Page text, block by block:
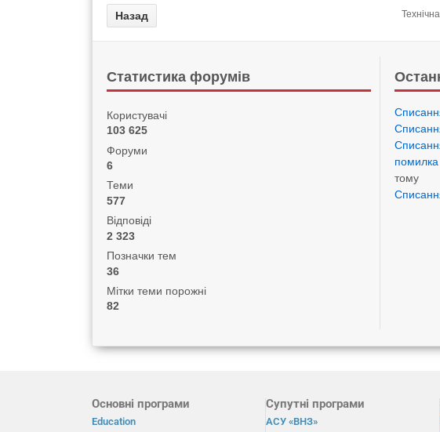
Статистика форумів
Користувачі
103 625
Форуми
6
Теми
577
Відповіді
2 323
Позначки тем
36
Мітки теми порожні
82
тому
Основні програми
Education
Супутні програми
АСУ «ВНЗ»